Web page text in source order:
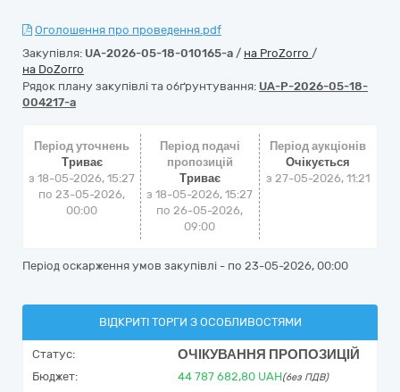
Оголошення про проведення.pdf
Закупівля: UA-2026-05-18-010165-a / на ProZorro /
на DoZorro
Рядок плану закупівлі та обґрунтування: UA-P-2026-05-18-
004217-a
Період уточнень
Триває
з 18-05-2026, 15:27
по 23-05-2026,
00:00
Період подачі
пропозицій
Триває
з 18-05-2026, 15:27
по 26-05-2026,
09:00
Період аукціонів
Очікується
з27-05-2026, 11:21
Період оскарження умов закупівлі - по 23-05-2026, 00:00
ВІДКРИТІ ТОРГИ З ОСОБЛИВОСТЯМИ
Статус: ОЧІКУВАННЯ ПРОПОЗИЦІЙ
Бюджет: 44 787 682,80 UAH(без ПДВ)